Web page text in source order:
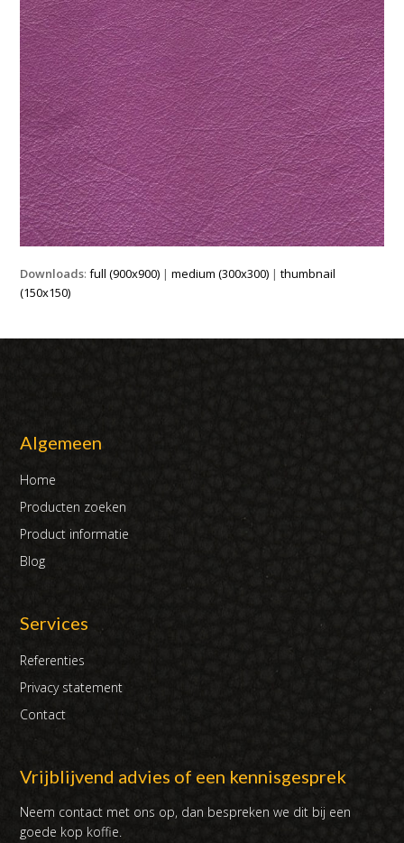
Downloads:full (900x900) |medium (300x300) |thumbnail
(150x150)
Algemeen
Home
Producten zoeken
Product informatie
Blog
Services
Referenties
Privacy statement
Contact
Vrijblijvend advies of een kennisgesprek
Neem contact met ons op, dan bespreken we dit bij een
goede kop koffie.